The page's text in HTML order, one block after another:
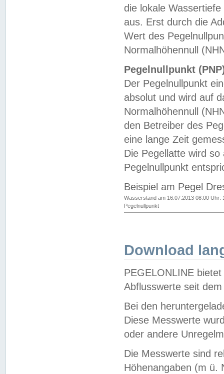
die lokale
aus. Erst durch die
Wert des
Normalhöhennull
Pegelnullpunkt
Der Pegelnullpunkt
absolut und wird auf
Normalhöhennull
den Betreiber des
eine lange Zeit
Die Pegellatte wird
Pegelnullpunkt
Beispiel am Pegel
Wasserstand am 16.07.2013 08:00 Uhr:
Pegelnullpunkt
Download
PEGELONLINE
Abflusswerte seit
Bei den
Diese Messwerte
oder andere
Die Messwerte sind
Höhenangaben (m ü.